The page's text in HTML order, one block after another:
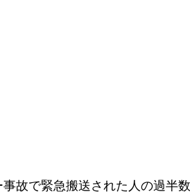
故で緊急搬送された人の過半